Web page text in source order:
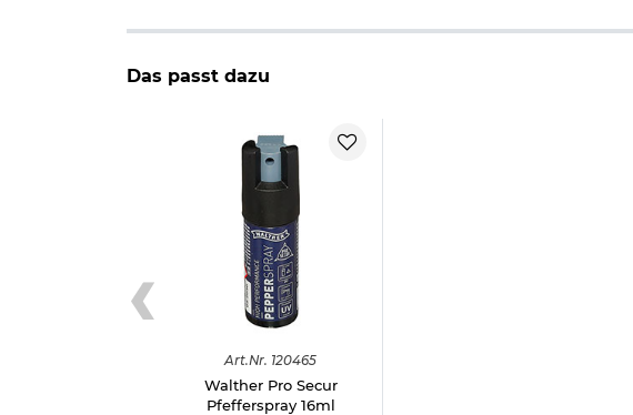
Das passt dazu
Art.Nr. 120465
Walther Pro Secur
Pfefferspray 16ml